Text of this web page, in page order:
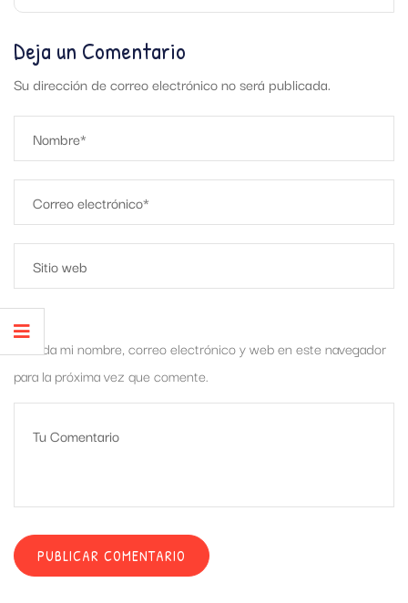
Deja un Comentario
Su dirección de correo electrónico no será publicada.
Guarda mi nombre, correo electrónico y web en este navegador
para la próxima vez que comente.